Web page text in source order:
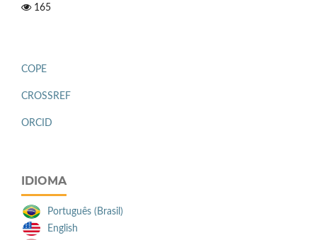
165
COPE
CROSSREF
ORCID
IDIOMA
Português (Brasil)
English